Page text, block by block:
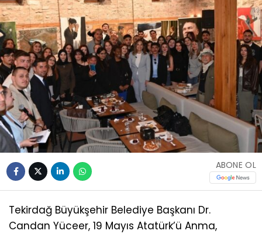
ABONE OL
Tekirdağ Büyükşehir Belediye Başkanı Dr.
Candan Yüceer, 19 Mayıs Atatürk’ü Anma,